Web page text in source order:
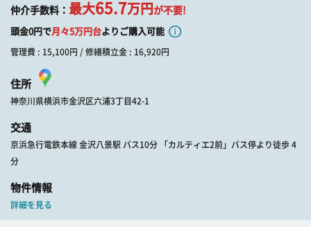
仲介手数料： 最大65.7万円 が不要!
頭金0円で月々5万円台よりご購入可能
管理費 : 15,100円 / 修繕積立金 : 16,920円
住所
神奈川県横浜市金沢区六浦3丁目42-1
交通
京浜急行電鉄本線 金沢八景駅 バス10分 「カルティエ2前」バス停より徒歩 4
分
物件情報
詳細を見る